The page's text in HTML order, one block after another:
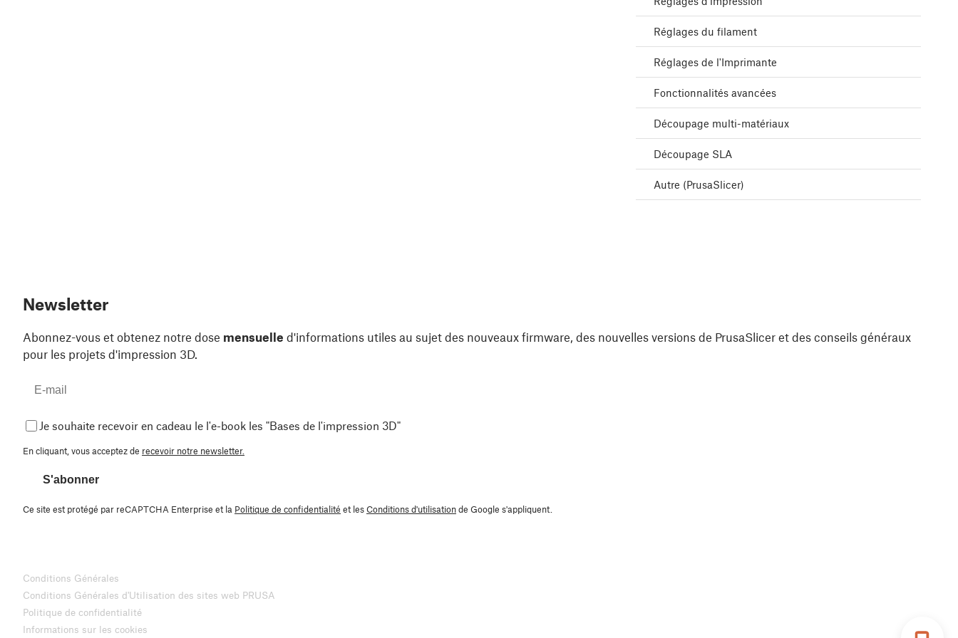
Réglages du filament
Réglages de l'Imprimante
Fonctionnalités avancées
Découpage multi-matériaux
Découpage SLA
Autre (PrusaSlicer)
Newsletter
Abonnez-vous et obtenez notre dose mensuelle d'informations utiles au sujet des nouveaux firmware, des nouvelles versions de PrusaSlicer et des conseils généraux
pour les projets d'impression 3D.
Je souhaite recevoir en cadeau le l'e-book les "Bases de l'impression 3D"
En cliquant, vous acceptez de recevoir notre newsletter.
S'abonner
Ce site est protégé par reCAPTCHA Enterprise et la Politique de confidentialité et lesConditions d'utilisationde Google s'appliquent.
Conditions Générales
Conditions Générales d'Utilisation des sites web PRUSA
Politique de confidentialité
Informations sur les cookies